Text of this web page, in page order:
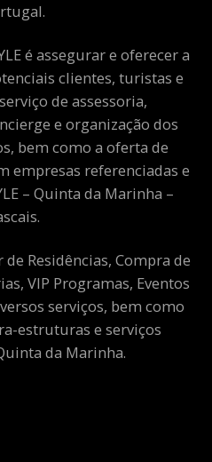
é assegurar e oferecer a
clientes, turistas e
de assessoria,
e organização dos
bem como a oferta de
empresas referenciadas e
– Quinta da Marinha –
Residências, Compra de
VIP Programas, Eventos
serviços, bem como
estruturas e serviços
da Marinha.